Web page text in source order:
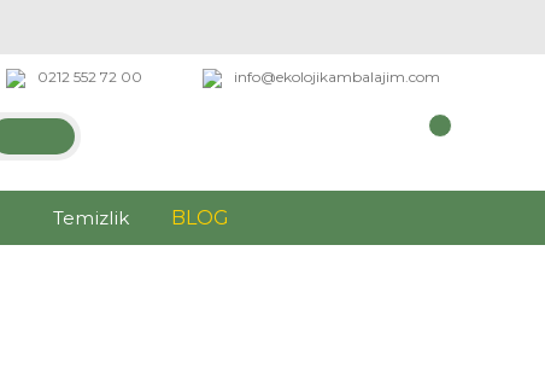
0212 552 72 00 info@ekolojikambalajim.com
Temizlik BLOG